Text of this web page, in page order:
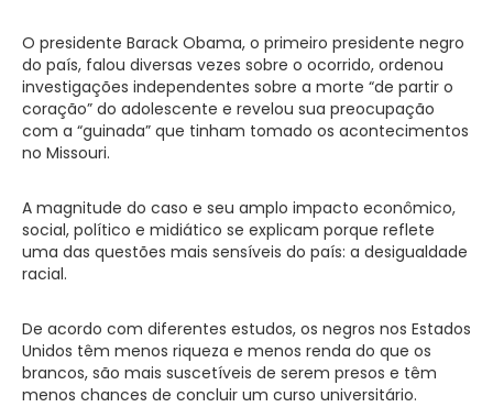
O presidente Barack Obama, o primeiro presidente negro
do país, falou diversas vezes sobre o ocorrido, ordenou
investigações independentes sobre a morte “de partir o
coração” do adolescente e revelou sua preocupação
com a “guinada” que tinham tomado os acontecimentos
no Missouri.
A magnitude do caso e seu amplo impacto econômico,
social, político e midiático se explicam porque reflete
uma das questões mais sensíveis do país: a desigualdade
racial.
De acordo com diferentes estudos, os negros nos Estados
Unidos têm menos riqueza e menos renda do que os
brancos, são mais suscetíveis de serem presos e têm
menos chances de concluir um curso universitário.